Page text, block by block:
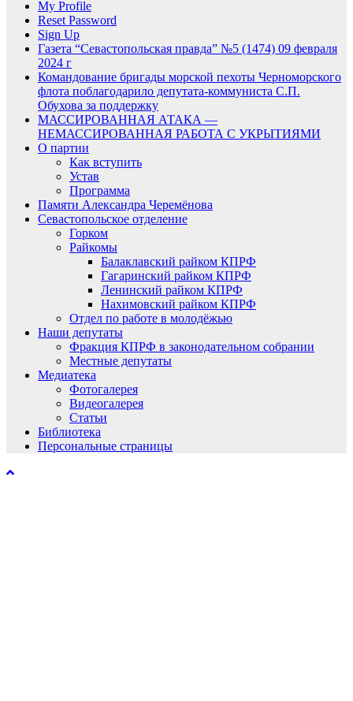
My Profile
Reset Password
Sign Up
Газета “Севастопольская правда” №5 (1474) 09 февраля
2024 г
Командование бригады морской пехоты Черноморского
флота поблагодарило депутата-коммуниста С.П.
Обухова за поддержку
МАССИРОВАННАЯ АТАКА —
НЕМАССИРОВАННАЯ РАБОТА С УКРЫТИЯМИ
О партии
Как вступить
Устав
Программа
Памяти Александра Черемёнова
Севастопольское отделение
Горком
Райкомы
Балаклавский райком КПРФ
Гагаринский райком КПРФ
Ленинский райком КПРФ
Нахимовский райком КПРФ
Отдел по работе в молодёжью
Наши депутаты
Фракция КПРФ в законодательном собрании
Местные депутаты
Медиатека
Фотогалерея
Видеогалерея
Статьи
Библиотека
Персональные страницы